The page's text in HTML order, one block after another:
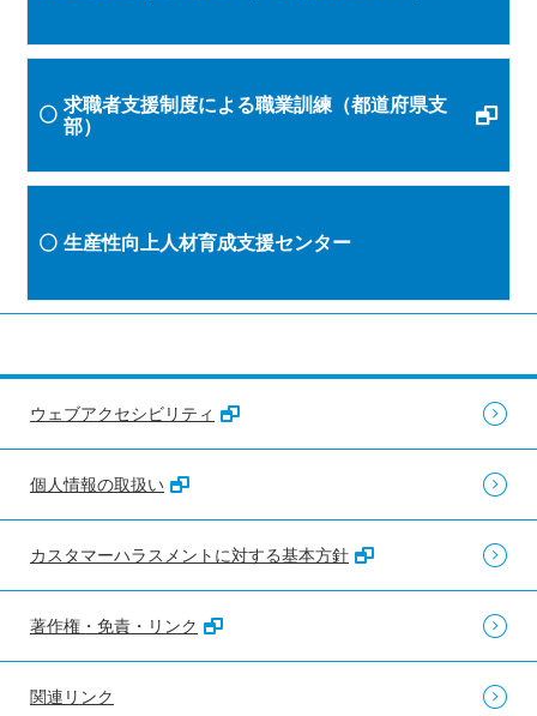
求職者支援制度による職業訓練（都道府県支
部）
生産性向上人材育成支援センター
ウェブアクセシビリティ
個人情報の取扱い
カスタマーハラスメントに対する基本方針
著作権・免責・リンク
関連リンク